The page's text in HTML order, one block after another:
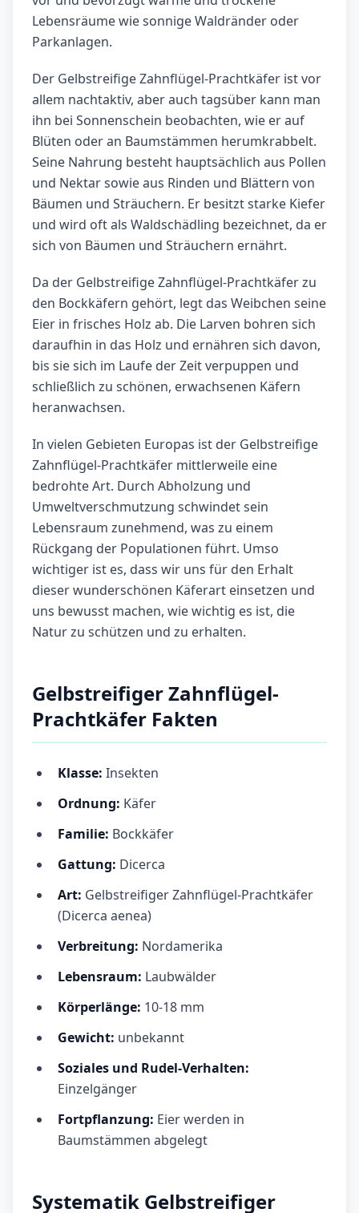
Lebensräume wie sonnige Waldränder oder
Parkanlagen.
Der Gelbstreifige Zahnflügel-Prachtkäfer ist vor
allem nachtaktiv, aber auch tagsüber kann man
ihn bei Sonnenschein beobachten, wie er auf
Blüten oder an Baumstämmen herumkrabbelt.
Seine Nahrung besteht hauptsächlich aus Pollen
und Nektar sowie aus Rinden und Blättern von
Bäumen und Sträuchern. Er besitzt starke Kiefer
und wird oft als Waldschädling bezeichnet, da er
sich von Bäumen und Sträuchern ernährt.
Da der Gelbstreifige Zahnflügel-Prachtkäfer zu
den Bockkäfern gehört, legt das Weibchen seine
Eier in frisches Holz ab. Die Larven bohren sich
daraufhin in das Holz und ernähren sich davon,
bis sie sich im Laufe der Zeit verpuppen und
schließlich zu schönen, erwachsenen Käfern
heranwachsen.
In vielen Gebieten Europas ist der Gelbstreifige
Zahnflügel-Prachtkäfer mittlerweile eine
bedrohte Art. Durch Abholzung und
Umweltverschmutzung schwindet sein
Lebensraum zunehmend, was zu einem
Rückgang der Populationen führt. Umso
wichtiger ist es, dass wir uns für den Erhalt
dieser wunderschönen Käferart einsetzen und
uns bewusst machen, wie wichtig es ist, die
Natur zu schützen und zu erhalten.
Gelbstreifiger Zahnflügel-
Prachtkäfer Fakten
Klasse: Insekten
Ordnung: Käfer
Familie: Bockkäfer
Gattung: Dicerca
Art: Gelbstreifiger Zahnflügel-Prachtkäfer
(Dicerca aenea)
Verbreitung: Nordamerika
Lebensraum: Laubwälder
Körperlänge: 10-18 mm
Gewicht: unbekannt
Soziales und Rudel-Verhalten:
Einzelgänger
Fortpflanzung: Eier werden in
Baumstämmen abgelegt
Systematik Gelbstreifiger